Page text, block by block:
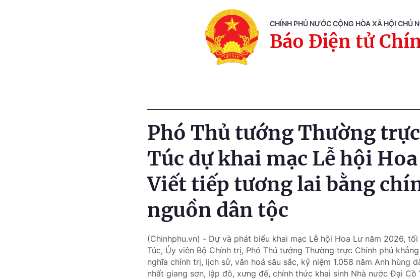
CHÍNH PHỦ NƯỚC CỘNG HÒA XÃ HỘI CHỦ
Báo Điện tử
Phó Thủ tướng Thường
Túc dự khai mạc Lễ hội
Viết tiếp tương lai bằng
nguồn dân tộc
(Chinhphu.vn) - Dự và phát biểu khai mạc Lễ hội Hoa Lư năm 2026,
Túc, Ủy viên Bộ Chính trị, Phó Thủ tướng Thường trực Chính phủ
nghĩa chính trị, lịch sử, văn hoá sâu sắc, kỷ niệm 1.058 năm Anh hùng
nhất giang sơn, lập đô, xưng đế, chính thức khai sinh Nhà nước Đại